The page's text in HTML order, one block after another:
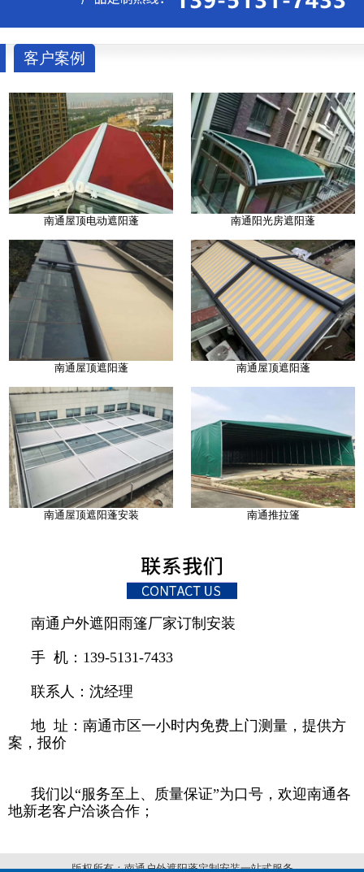
客户案例
南通屋顶电动遮阳蓬 南通阳光房遮阳蓬
南通屋顶遮阳蓬 南通屋顶遮阳蓬
南通屋顶遮阳蓬安装 南通推拉篷
南通户外遮阳雨篷厂家订制安装
手 机：139-5131-7433
联系人：沈经理
地 址：南通市区一小时内免费上门测量，提供方
案，报价
我们以“服务至上、质量保证”为口号，欢迎南通各
地新老客户洽谈合作；
版权所有：南通户外遮阳蓬定制安装一站式服务